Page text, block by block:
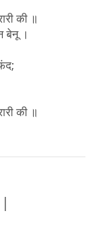
की ॥
बेनू ।
की ॥